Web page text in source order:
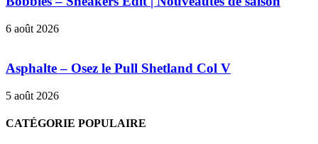
6 août 2026
Asphalte – Osez le Pull Shetland Col V
5 août 2026
CATÉGORIE POPULAIRE